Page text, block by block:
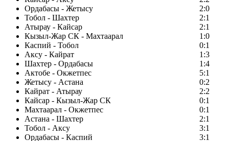
Ордабасы - Жетысу
2:0
Тобол - Шахтер
2:1
Атырау - Кайсар
2:1
Кызыл-Жар СК - Махтаарал
1:0
Каспий - Тобол
0:1
Аксу - Кайрат
1:3
Шахтер - Ордабасы
1:4
Актобе - Окжетпес
5:1
Жетысу - Астана
0:2
Кайрат - Атырау
2:2
Кайсар - Кызыл-Жар СК
0:1
Махтаарал - Окжетпес
0:1
Астана - Шахтер
2:1
Тобол - Аксу
3:1
Ордабасы - Каспий
3:1